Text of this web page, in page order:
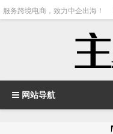
服务跨境电商，致力中企出海！
网站导航